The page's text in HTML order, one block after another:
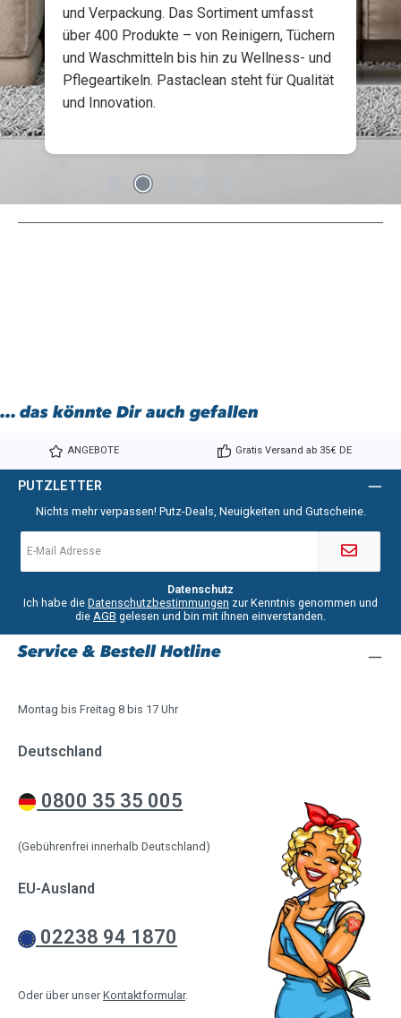
und Verpackung. Das Sortiment umfasst
über 400 Produkte – von Reinigern, Tüchern
und Waschmitteln bis hin zu Wellness- und
Pflegeartikeln. Pastaclean steht für Qualität
und Innovation.
... das könnte Dir auch gefallen
ANGEBOTE Gratis Versand ab 35€ DE
PUTZLETTER
Nichts mehr verpassen! Putz-Deals, Neuigkeiten und Gutscheine.
Mail-
*
Datenschutz
Ich habe die Datenschutzbestimmungen zur Kenntnis genommen und
die AGB gelesen und bin mit ihnen einverstanden.
Service & Bestell Hotline
Montag bis Freitag 8 bis 17 Uhr
Deutschland
0800 35 35 005
(Gebührenfrei innerhalb Deutschland)
EU-Ausland
02238 94 1870
Oder über unser Kontaktformular.